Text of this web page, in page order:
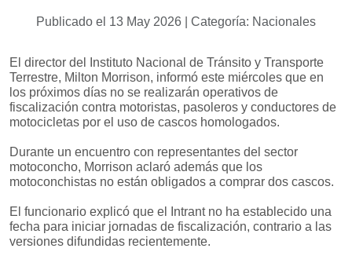
Publicado el 13 May 2026 | Categoría: Nacionales
El director del Instituto Nacional de Tránsito y Transporte
Terrestre, Milton Morrison, informó este miércoles que en
los próximos días no se realizarán operativos de
fiscalización contra motoristas, pasoleros y conductores de
motocicletas por el uso de cascos homologados.
Durante un encuentro con representantes del sector
motoconcho, Morrison aclaró además que los
motoconchistas no están obligados a comprar dos cascos.
El funcionario explicó que el Intrant no ha establecido una
fecha para iniciar jornadas de fiscalización, contrario a las
versiones difundidas recientemente.